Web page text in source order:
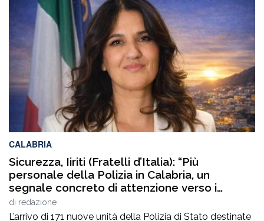
rappresenta un’aggressione non solo alla sua proprietà
ed alla sua persona, na anche alla nostra professione.In
questo momento delicato per la collega, certi di
interpretare il pensiero […]
CALABRIA
Sicurezza, Iiriti (Fratelli d’Italia): “Più
personale della Polizia in Calabria, un
segnale concreto di attenzione verso i
territori”
di redazione
L’arrivo di 171 nuove unità della Polizia di Stato destinate